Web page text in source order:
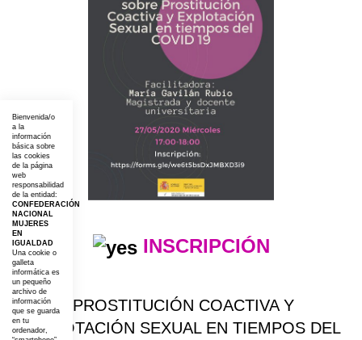
INSCRIPCIÓN
PROSTITUCIÓN COACTIVA Y
EXPLOTACIÓN SEXUAL EN TIEMPOS DEL
Bienvenida/o
a la
información
básica sobre
las cookies
de la página
web
responsabilidad
de la entidad:
CONFEDERACIÓN
NACIONAL
MUJERES
EN
IGUALDAD
Una cookie o
galleta
informática es
un pequeño
archivo de
información
que se guarda
en tu
ordenador,